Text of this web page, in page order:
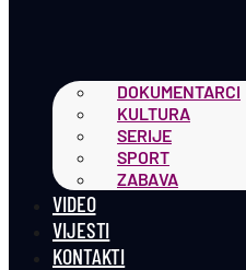
DOKUMENTARCI
KULTURA
SERIJE
SPORT
ZABAVA
VIDEO
VIJESTI
KONTAKTI